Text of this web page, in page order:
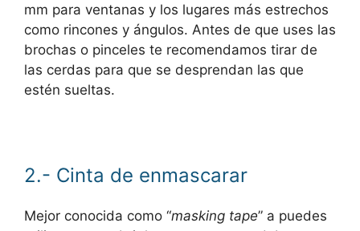
mm para ventanas y los lugares más estrechos
como rincones y ángulos. Antes de que uses las
brochas o pinceles te recomendamos tirar de
las cerdas para que se desprendan las que
estén sueltas.
2.- Cinta de enmascarar
Mejor conocida como “masking tape” a puedes